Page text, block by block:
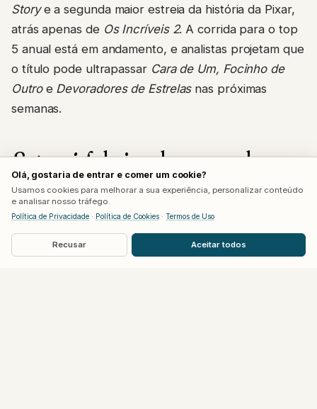
Storye a segunda maior estreia da história da Pixar,
atrás apenas de Os Incríveis 2. A corrida para o top
5 anual está em andamento, e analistas projetam que
o título pode ultrapassar Cara de Um, Focinho de
Outroe Devoradores de Estrelasnas próximas
semanas.
Supergirlabaixo do esperado, e a
DC admitiu
milhões domésticos e US$ 68 milhões globais, bem
Olá, gostaria de entrar e comer um cookie?
Usamos cookies para melhorar a sua experiência, personalizar conteúdo
e analisar nosso tráfego.
Política de Privacidade · Política de Cookies · Termos de Uso
Recusar Aceitar todos